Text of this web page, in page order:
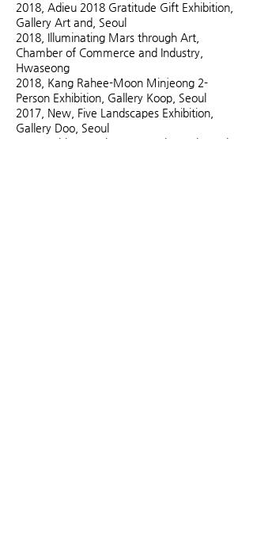
2018, Adieu 2018 Gratitude Gift Exhibition,
Gallery Art and, Seoul
2018, Illuminating Mars through Art,
Chamber of Commerce and Industry,
Hwaseong
2018, Kang Rahee-Moon Minjeong 2-
Person Exhibition, Gallery Koop, Seoul
2017, New, Five Landscapes Exhibition,
Gallery Doo, Seoul
2017, With Art Fair, InterContinental Hotel,